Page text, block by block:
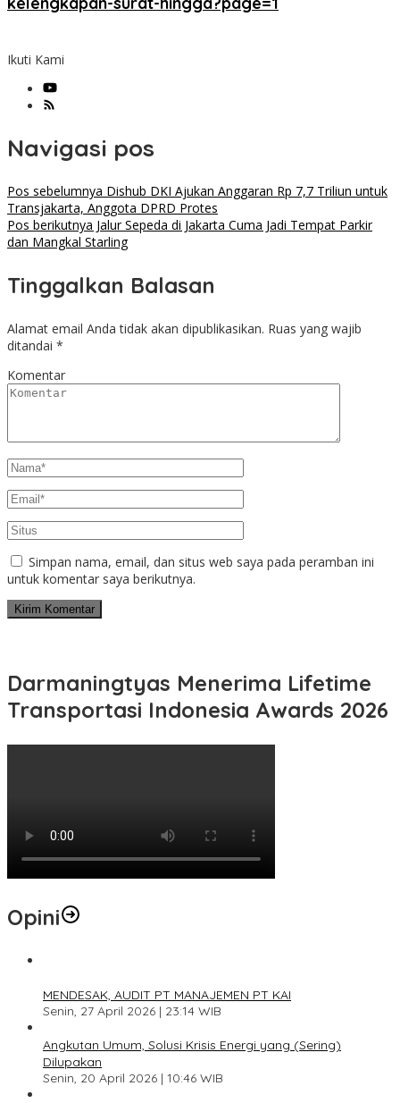
Ikuti Kami
Navigasi pos
Pos sebelumnya Dishub DKI Ajukan Anggaran Rp 7,7 Triliun untuk
Transjakarta, Anggota DPRD Protes
Pos berikutnya Jalur Sepeda di Jakarta Cuma Jadi Tempat Parkir
dan Mangkal Starling
Tinggalkan Balasan
Alamat email Anda tidak akan dipublikasikan. Ruas yang wajib
ditandai *
Komentar
Simpan nama, email, dan situs web saya pada peramban ini
untuk komentar saya berikutnya.
Darmaningtyas Menerima Lifetime
Transportasi Indonesia Awards 2026
Opini
MENDESAK, AUDIT PT MANAJEMEN PT KAI
Senin, 27 April 2026 | 23:14 WIB
Angkutan Umum, Solusi Krisis Energi yang (Sering)
Dilupakan
Senin, 20 April 2026 | 10:46 WIB